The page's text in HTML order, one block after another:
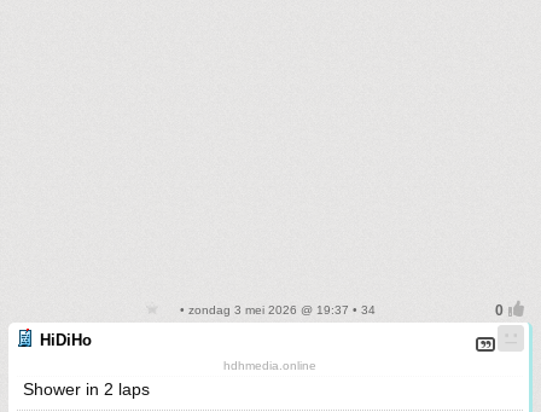
• zondag 3 mei 2026 @ 19:37 • 34
HiDiHo
hdhmedia.online
Shower in 2 laps